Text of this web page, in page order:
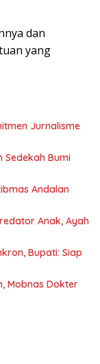
dan
yang
Jurnalisme
Sedekah Bumi
Andalan
Anak, Ayah
Bupati: Siap
Mobnas Dokter